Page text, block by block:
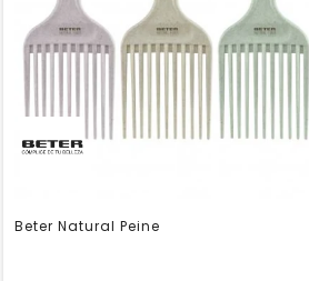
Beter Natural Peine